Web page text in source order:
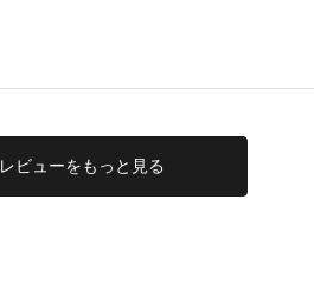
レビューをもっと見る